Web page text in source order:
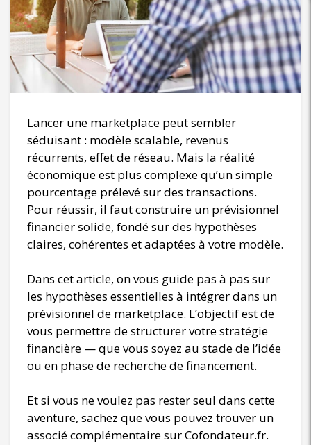
Lancer une marketplace peut sembler
séduisant : modèle scalable, revenus
récurrents, effet de réseau. Mais la réalité
économique est plus complexe qu’un simple
pourcentage prélevé sur des transactions.
Pour réussir, il faut construire un prévisionnel
financier solide, fondé sur des hypothèses
claires, cohérentes et adaptées à votre modèle.
Dans cet article, on vous guide pas à pas sur
les hypothèses essentielles à intégrer dans un
prévisionnel de marketplace. L’objectif est de
vous permettre de structurer votre stratégie
financière — que vous soyez au stade de l’idée
ou en phase de recherche de financement.
Et si vous ne voulez pas rester seul dans cette
aventure, sachez que vous pouvez trouver un
associé complémentaire sur Cofondateur.fr.